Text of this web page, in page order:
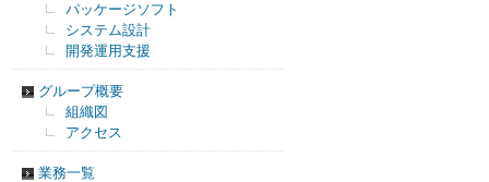
パッケージソフト
システム設計
開発運用支援
グループ概要
組織図
アクセス
業務一覧